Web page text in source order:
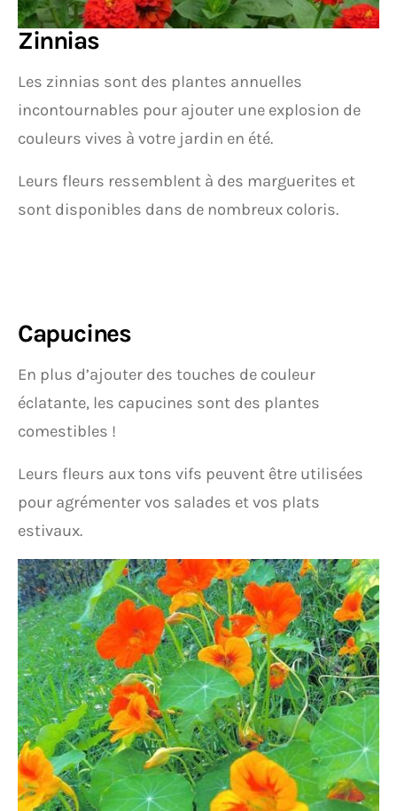
Zinnias
Les zinnias sont des plantes annuelles
incontournables pour ajouter une explosion de
couleurs vives à votre jardin en été.
Leurs fleurs ressemblent à des marguerites et
sont disponibles dans de nombreux coloris.
Capucines
En plus d’ajouter des touches de couleur
éclatante, les capucines sont des plantes
comestibles !
Leurs fleurs aux tons vifs peuvent être utilisées
pour agrémenter vos salades et vos plats
estivaux.